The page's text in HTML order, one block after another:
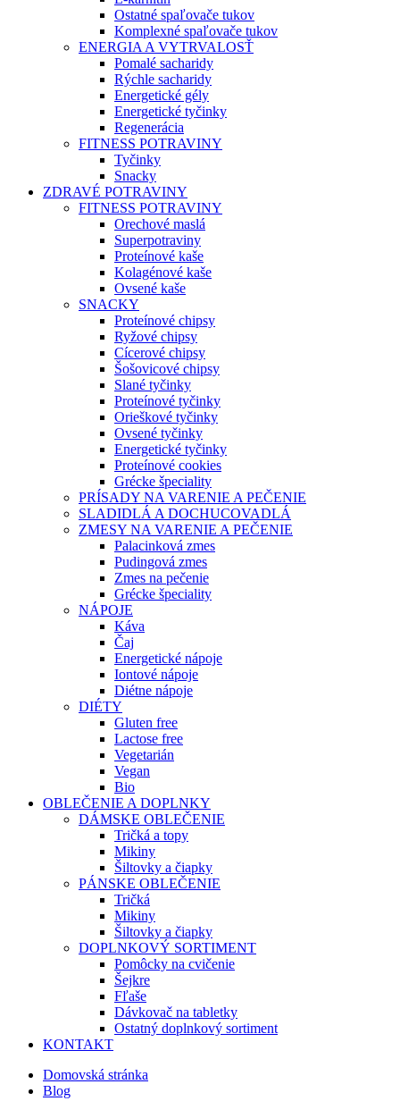
Ostatné spaľovače tukov
Komplexné spaľovače tukov
ENERGIA A VYTRVALOSŤ
Pomalé sacharidy
Rýchle sacharidy
Energetické gély
Energetické tyčinky
Regenerácia
FITNESS POTRAVINY
Tyčinky
Snacky
ZDRAVÉ POTRAVINY
FITNESS POTRAVINY
Orechové maslá
Superpotraviny
Proteínové kaše
Kolagénové kaše
Ovsené kaše
SNACKY
Proteínové chipsy
Ryžové chipsy
Cícerové chipsy
Šošovicové chipsy
Slané tyčinky
Proteínové tyčinky
Orieškové tyčinky
Ovsené tyčinky
Energetické tyčinky
Proteínové cookies
Grécke špeciality
PRÍSADY NA VARENIE A PEČENIE
SLADIDLÁ A DOCHUCOVADLÁ
ZMESY NA VARENIE A PEČENIE
Palacinková zmes
Pudingová zmes
Zmes na pečenie
Grécke špeciality
NÁPOJE
Káva
Čaj
Energetické nápoje
Iontové nápoje
Diétne nápoje
DIÉTY
Gluten free
Lactose free
Vegetarián
Vegan
Bio
OBLEČENIE A DOPLNKY
DÁMSKE OBLEČENIE
Tričká a topy
Mikiny
Šiltovky a čiapky
PÁNSKE OBLEČENIE
Tričká
Mikiny
Šiltovky a čiapky
DOPLNKOVÝ SORTIMENT
Pomôcky na cvičenie
Šejkre
Fľaše
Dávkovač na tabletky
Ostatný doplnkový sortiment
KONTAKT
Domovská stránka
Blog